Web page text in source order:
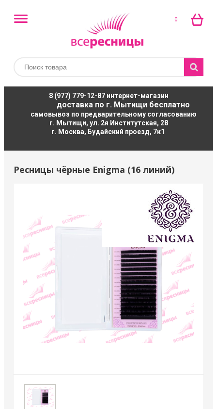
0
8 (977) 779-12-87интернет-магазин
доставка по г. Мытищи бесплатно
самовывоз по предварительному согласованию
г. Мытищи, ул. 2я Институтская, 28
г. Москва, Будайский проезд, 7к1
Ресницы чёрные Enigma (16 линий)